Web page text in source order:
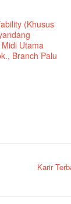
(Khusus
Utama
Branch Palu
Karir